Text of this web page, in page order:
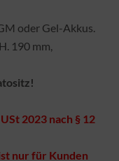
oder Gel-Akkus.
190 mm,
2023 nach § 12
nur für Kunden